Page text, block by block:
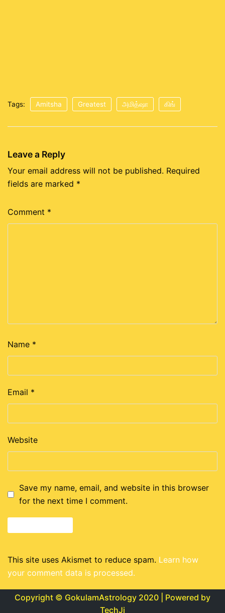
Tags: Amitsha Greatest அமித்ஷா கிங்
Leave a Reply
Your email address will not be published. Required
fields are marked *
Comment *
Name *
Email *
Website
Save my name, email, and website in this browser
for the next time I comment.
This site uses Akismet to reduce spam. Learn how
your comment data is processed.
Copyright © GokulamAstrology 2020 | Powered by
TechJi